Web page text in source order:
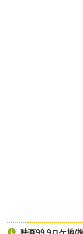
映画99.9ロケ地(